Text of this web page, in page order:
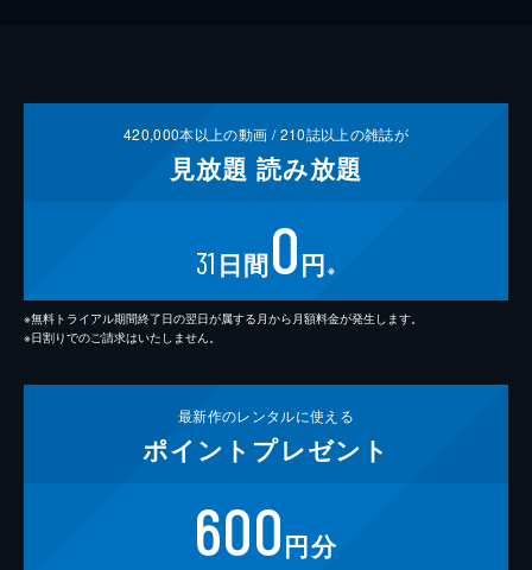
420,000本以上の動画 /210誌以上の雑誌が
見放題 読み放題
31 日間0円 ※
※無料トライアル期間終了日の翌日が属する月から月額料金が発生します。
※日割りでのご請求はいたしません。
最新作のレンタルに使える
ポイント プレゼント
600円分